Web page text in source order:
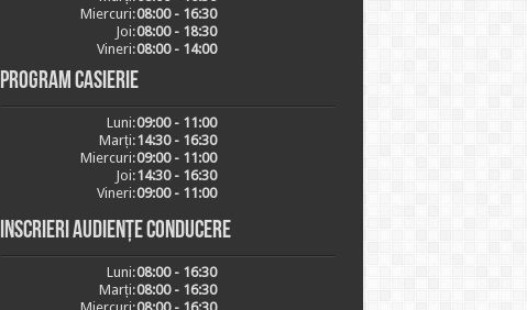
Miercuri:08:00 - 16:30
Joi:08:00 - 18:30
Vineri:08:00 - 14:00
Program casierie
Luni:09:00 - 11:00
Marți:14:30 - 16:30
Miercuri:09:00 - 11:00
Joi:14:30 - 16:30
Vineri:09:00 - 11:00
Inscrieri audiențe conducere
Luni:08:00 - 16:30
Marți:08:00 - 16:30